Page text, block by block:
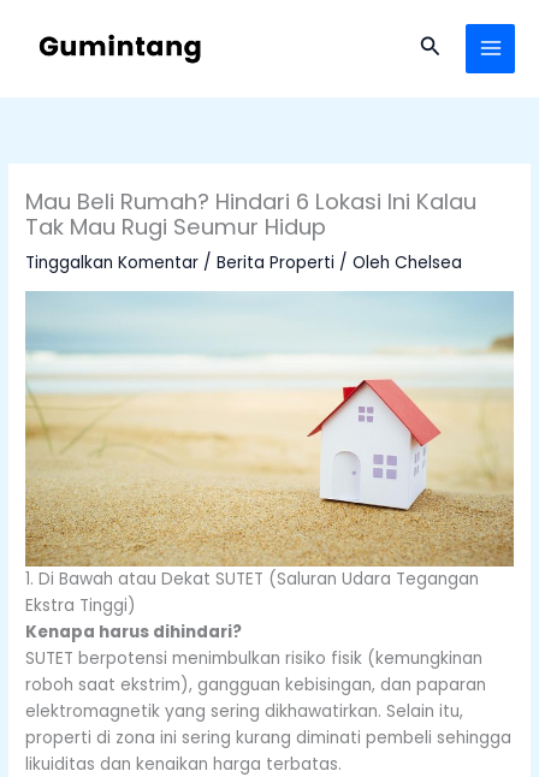
konten
Cari
Mau Beli Rumah? Hindari 6 Lokasi Ini Kalau
Tak Mau Rugi Seumur Hidup
Tinggalkan Komentar /Berita Properti / OlehChelsea
1. Di Bawah atau Dekat SUTET (Saluran Udara Tegangan
Ekstra Tinggi)
Kenapa harus dihindari?
SUTET berpotensi menimbulkan risiko fisik (kemungkinan
roboh saat ekstrim), gangguan kebisingan, dan paparan
elektromagnetik yang sering dikhawatirkan. Selain itu,
properti di zona ini sering kurang diminati pembeli sehingga
likuiditas dan kenaikan harga terbatas.